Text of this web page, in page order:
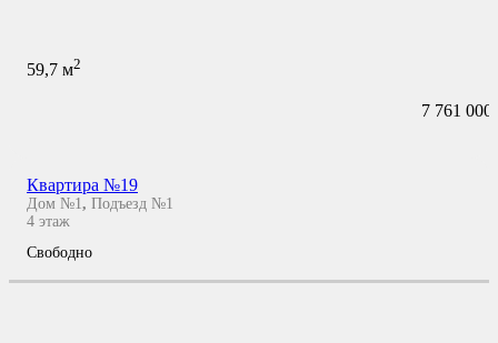
59,7 м2
7 761 000
Квартира №19
Дом №1 , Подъезд №1
4 этаж
Свободно